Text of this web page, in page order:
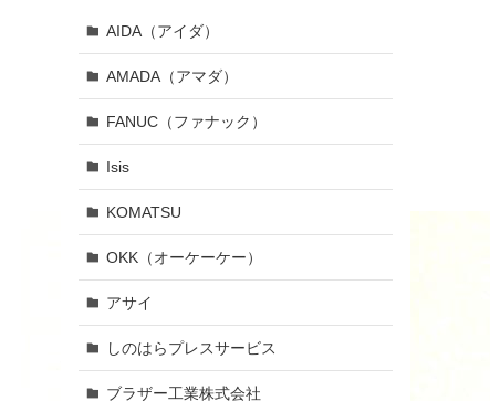
AIDA（アイダ）
AMADA（アマダ）
FANUC（ファナック）
Isis
KOMATSU
OKK（オーケーケー）
アサイ
しのはらプレスサービス
ブラザー工業株式会社